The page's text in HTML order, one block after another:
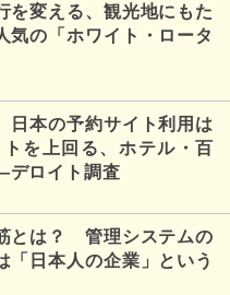
を変える、観光地にもた
気の「ホワイト・ロータ
日本の予約サイト利用は
を上回る、ホテル・百
ロイト調査
とは？ 管理システムの
「日本人の企業」という